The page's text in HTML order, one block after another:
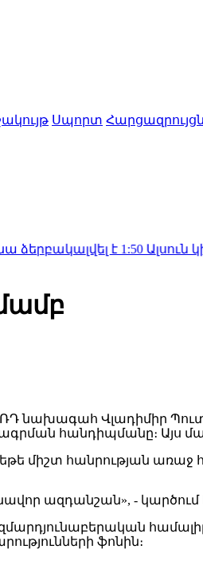
Սպորտ
է1:50Ալսուն կիսվել է
նախագահ Վլադիմիր
հանդիպմանը։ Այս
միշտ հանրության
ազդանշան», - կարծում
ֆոնին։